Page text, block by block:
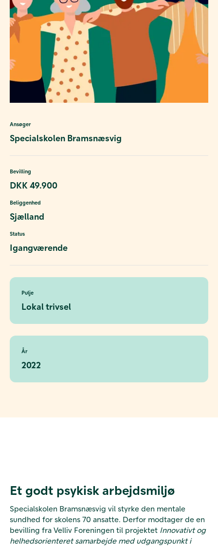
Ansøger
Specialskolen Bramsnæsvig
Bevilling
DKK 49.900
Beliggenhed
Sjælland
Status
Igangværende
Pulje
Lokal trivsel
År
2022
Et godt psykisk arbejdsmiljø
Specialskolen Bramsnæsvig vil styrke den mentale
sundhed for skolens 70 ansatte. Derfor modtager de en
bevilling fra Velliv Foreningen til projektet Innovativt og
helhedsorienteret samarbejde med udgangspunkt i